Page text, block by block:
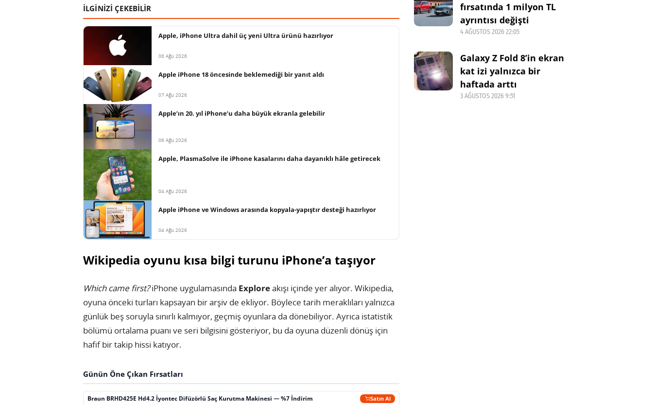
İLGİNİZİ ÇEKEBİLİR
Apple, iPhone Ultra dahil üç yeni Ultra ürünü hazırlıyor
08 Ağu 2026
Apple iPhone 18 öncesinde beklemediği bir yanıt aldı
07 Ağu 2026
Apple’ın 20. yıl iPhone’u daha büyük ekranla gelebilir
06 Ağu 2026
Apple, PlasmaSolve ile iPhone kasalarını daha dayanıklı hâle getirecek
04 Ağu 2026
Apple iPhone ve Windows arasında kopyala-yapıştır desteği hazırlıyor
04 Ağu 2026
Wikipedia oyunu kısa bilgi turunu iPhone’a taşıyor
Which came first?iPhone uygulamasında Exploreakışı içinde yer alıyor. Wikipedia,
oyuna önceki turları kapsayan bir arşiv de ekliyor. Böylece tarih meraklıları yalnızca
günlük beş soruyla sınırlı kalmıyor, geçmiş oyunlara da dönebiliyor. Ayrıca istatistik
bölümü ortalama puanı ve seri bilgisini gösteriyor, bu da oyuna düzenli dönüş için
hafif bir takip hissi katıyor.
Günün Öne Çıkan Fırsatları
Braun BRHD425E Hd4.2 İyontec Difüzörlü Saç Kurutma Makinesi — %7 İndirim Satın Al
fırsatında 1 milyon TL
ayrıntısı değişti
4 AĞUSTOS 2026 22:05
Galaxy Z Fold 8’in ekran
kat izi yalnızca bir
haftada arttı
3 AĞUSTOS 2026 9:51